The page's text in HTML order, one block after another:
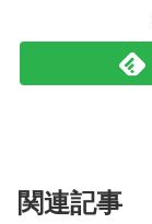
関連記事